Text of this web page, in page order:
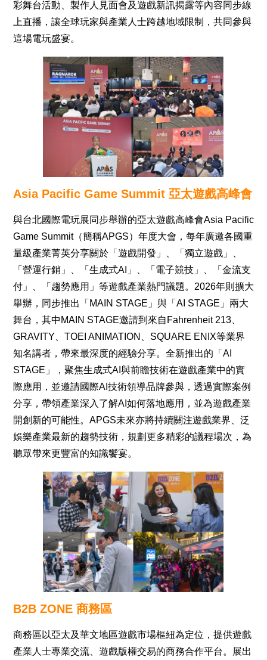
彩舞台活動、製作人見面會及遊戲新訊揭露等內容同步線
上直播，讓全球玩家與產業人士跨越地域限制，共同參與
這場電玩盛宴。
Asia Pacific Game Summit 亞太遊戲高峰會
與台北國際電玩展同步舉辦的亞太遊戲高峰會Asia Pacific
Game Summit（簡稱APGS）年度大會，每年廣邀各國重
量級產業菁英分享關於「遊戲開發」、「獨立遊戲」、
「營運行銷」、「生成式AI」、「電子競技」、「金流支
付」、「趨勢應用」等遊戲產業熱門議題。2026年則擴大
舉辦，同步推出「MAIN STAGE」與「AI STAGE」兩大
舞台，其中MAIN STAGE邀請到來自Fahrenheit 213、
GRAVITY、TOEI ANIMATION、SQUARE ENIX等業界
知名講者，帶來最深度的經驗分享。全新推出的「AI
STAGE」，聚焦生成式AI與前瞻技術在遊戲產業中的實
際應用，並邀請國際AI技術領導品牌參與，透過實際案例
分享，帶領產業深入了解AI如何落地應用，並為遊戲產業
開創新的可能性。APGS未來亦將持續關注遊戲業界、泛
娛樂產業最新的趨勢技術，規劃更多精彩的議程場次，為
聽眾帶來更豐富的知識饗宴。
B2B ZONE 商務區
商務區以亞太及華文地區遊戲市場樞紐為定位，提供遊戲
產業人士專業交流、遊戲版權交易的商務合作平台。展出